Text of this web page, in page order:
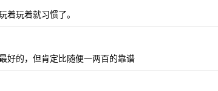
玩着就习惯了。
好的，但肯定比随便一两百的靠谱